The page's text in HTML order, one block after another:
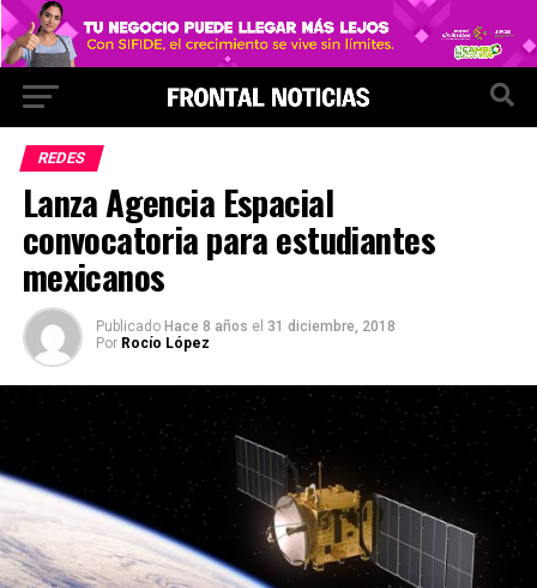
REDES
Lanza Agencia Espacial
convocatoria para estudiantes
mexicanos
Publicado Hace 8 años el 31 diciembre, 2018
Por Rocío López